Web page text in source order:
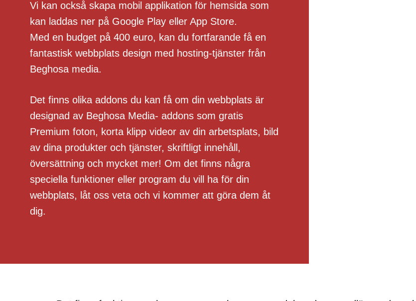
Vi kan också skapa mobil applikation för hemsida som
kan laddas ner på Google Play eller App Store.
Med en budget på 400 euro, kan du fortfarande få en
fantastisk webbplats design med hosting-tjänster från
Beghosa media.
Det finns olika addons du kan få om din webbplats är
designad av Beghosa Media- addons som gratis
Premium foton, korta klipp videor av din arbetsplats, bild
av dina produkter och tjänster, skriftligt innehåll,
översättning och mycket mer! Om det finns några
speciella funktioner eller program du vill ha för din
webbplats, låt oss veta och vi kommer att göra dem åt
dig.